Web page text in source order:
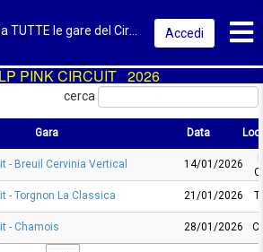
Accedi
PINK CIRCUIT 2026
cerca
Gara Data
Data
- Breuil Cervinia Vertical 14/01/2026
- Torgnon La Classica 21/01/2026
- Chamois 28/01/2026